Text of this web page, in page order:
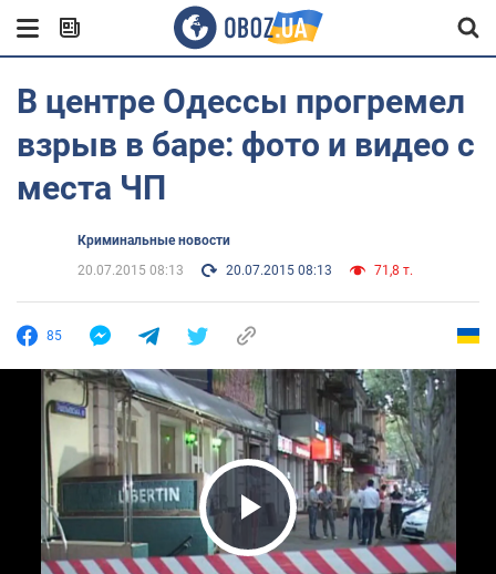
В центре Одессы прогремел
взрыв в баре: фото и видео с
места ЧП
Криминальные новости
20.07.2015 08:13
20.07.2015 08:13 71,8 т.
85
Play Video